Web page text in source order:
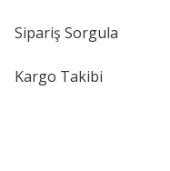
Sipariş Sorgula
Kargo Takibi